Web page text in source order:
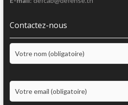
Contactez-nous